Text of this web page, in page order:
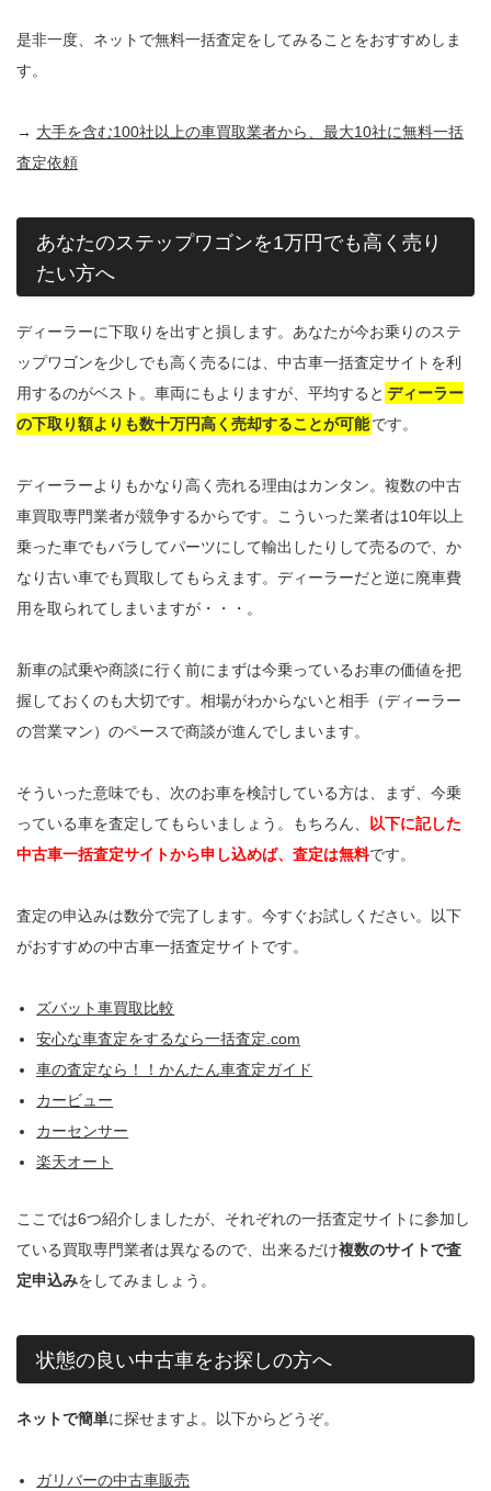
是非一度、ネットで無料一括査定をしてみることをおすすめしま
す。
→ 大手を含む100社以上の車買取業者から、最大10社に無料一括
査定依頼
あなたのステップワゴンを1万円でも高く売り
たい方へ
ディーラーに下取りを出すと損します。あなたが今お乗りのステ
ップワゴンを少しでも高く売るには、中古車一括査定サイトを利
用するのがベスト。車両にもよりますが、平均すると ディーラー
の下取り額よりも数十万円高く売却することが可能です。
ディーラーよりもかなり高く売れる理由はカンタン。複数の中古
車買取専門業者が競争するからです。こういった業者は10年以上
乗った車でもバラしてパーツにして輸出したりして売るので、か
なり古い車でも買取してもらえます。ディーラーだと逆に廃車費
用を取られてしまいますが・・・。
新車の試乗や商談に行く前にまずは今乗っているお車の価値を把
握しておくのも大切です。相場がわからないと相手（ディーラー
の営業マン）のペースで商談が進んでしまいます。
そういった意味でも、次のお車を検討している方は、まず、今乗
っている車を査定してもらいましょう。もちろん、
以下に記した
中古車一括査定サイトから申し込めば、査定は無料です。
査定の申込みは数分で完了します。今すぐお試しください。以下
がおすすめの中古車一括査定サイトです。
ズバット車買取比較
安心な車査定をするなら一括査定.com
車の査定なら！！かんたん車査定ガイド
カービュー
カーセンサー
楽天オート
ここでは6つ紹介しましたが、それぞれの一括査定サイトに参加し
ている買取専門業者は異なるので、出来るだけ複数のサイトで査
定申込みをしてみましょう。
状態の良い中古車をお探しの方へ
ネットで簡単に探せますよ。以下からどうぞ。
ガリバーの中古車販売